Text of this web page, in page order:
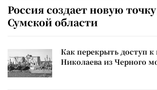
Россия создает новую
Сумской области
Как перекрыть доступ к
Николаева из Черного